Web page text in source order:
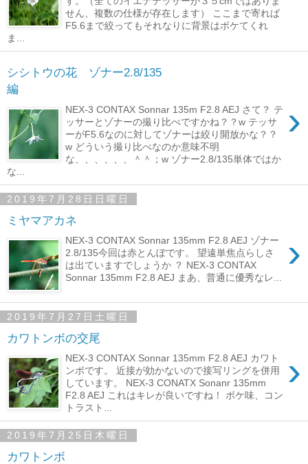
せん、複数の仕様が存在します） ここまで寄れば
F5.6まで絞ってもそれなりに背景はボケてくれ
ま...
シシトウの花 ゾナー2.8/135
編
›
NEX-3 CONTAX Sonnar 135m F2.8 AEJ さて？ テ
ッサーとゾナーの撮り比べですかね？？w テッサ
ーがF5.6なのに対してゾナーは絞り開放かな？？
w どういう撮り比べなのか意味不明
な、、、、、、＾＾；w ゾナー2.8/135単体ではか
な...
2019年7月28日日曜日
ミヤマアカネ
›
NEX-3 CONTAX Sonnar 135mm F2.8 AEJ ゾナー
2.8/135今回は赤とんぼです。 望遠単焦点らしさ
は出ていますでしょうか ？ NEX-3 CONTAX
Sonnar 135mm F2.8 AEJ まあ、普通に優秀なレ...
2019年7月27日土曜日
カワトンボの交尾
›
NEX-3 CONTAX Sonnar 135mm F2.8 AEJ カワト
ンボです。 近接が効かないので接写リングを併用
しています。 NEX-3 CONATX Sonanr 135mm
F2.8 AEJ これはキレが良いですね！ ボケ味、コン
トラスト...
2019年7月25日木曜日
カワトンボ